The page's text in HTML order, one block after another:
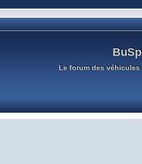
Le forum des